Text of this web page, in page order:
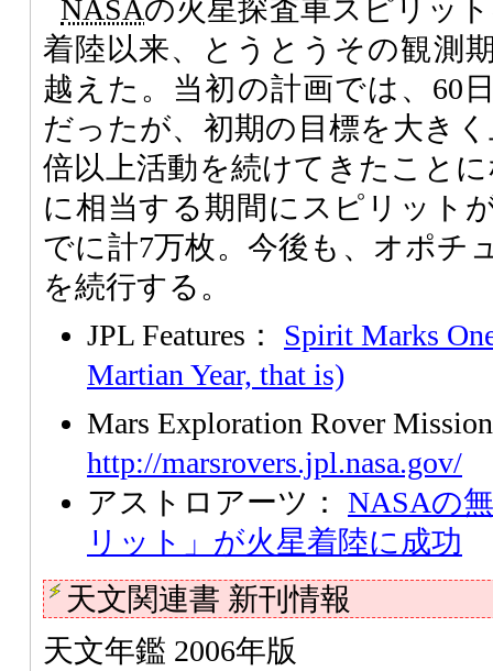
NASAの火星探査車スピリッ
着陸以来、とうとうその観測
越えた。当初の計画では、60
だったが、初期の目標を大き
倍以上活動を続けてきたこと
に相当する期間にスピリット
でに計7万枚。今後も、オポチ
を続行する。
JPL Features： Spirit Marks
Martian Year, that is)
Mars Exploration Rover
http://marsrovers.jpl.nasa.gov/
アストロアーツ： NASAの
リット」が火星着陸に成功
天文関連書 新刊情報
天文年鑑 2006年版